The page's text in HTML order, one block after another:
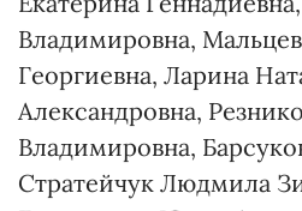
Владимировна,
Георгиевна, Ларина
Александровна,
Владимировна,
Стратейчук Людмила